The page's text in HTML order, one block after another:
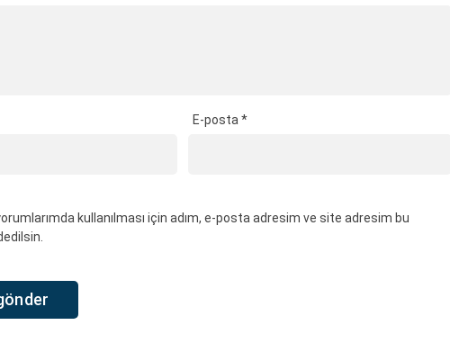
E-posta *
kullanılması için adım, e-posta adresim ve site adresim bu